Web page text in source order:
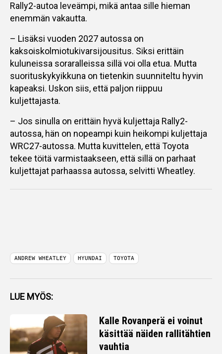
Rally2-autoa leveämpi, mikä antaa sille hieman
enemmän vakautta.
– Lisäksi vuoden 2027 autossa on
kaksoiskolmiotukivarsijousitus. Siksi erittäin
kuluneissa soraralleissa sillä voi olla etua. Mutta
suorituskykyikkuna on tietenkin suunniteltu hyvin
kapeaksi. Uskon siis, että paljon riippuu
kuljettajasta.
– Jos sinulla on erittäin hyvä kuljettaja Rally2-
autossa, hän on nopeampi kuin heikompi kuljettaja
WRC27-autossa. Mutta kuvittelen, että Toyota
tekee töitä varmistaakseen, että sillä on parhaat
kuljettajat parhaassa autossa, selvitti Wheatley.
ANDREW WHEATLEY HYUNDAI TOYOTA
LUE MYÖS:
Kalle Rovanperä ei voinut
käsittää näiden rallitähtien
vauhtia